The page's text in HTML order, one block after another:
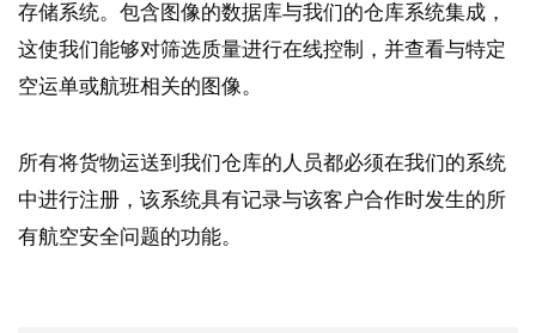
存储系统。包含图像的数据库与我们的仓库系统集成，
这使我们能够对筛选质量进行在线控制，并查看与特定
空运单或航班相关的图像。
所有将货物运送到我们仓库的人员都必须在我们的系统
中进行注册，该系统具有记录与该客户合作时发生的所
有航空安全问题的功能。